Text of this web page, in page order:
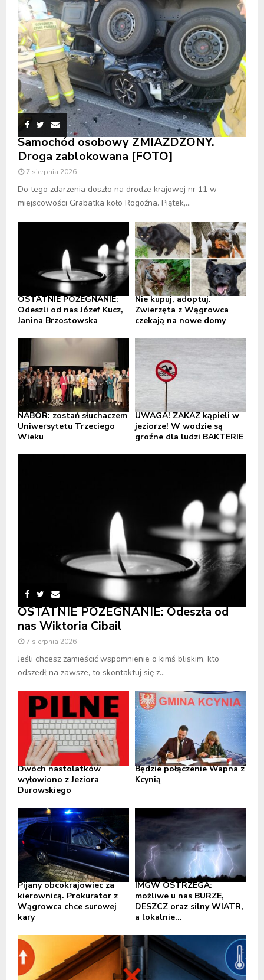
Samochód osobowy ZMIAŻDŻONY.
Droga zablokowana [FOTO]
7 sierpnia 2026
Do tego zdarzenia doszło na drodze krajowej nr 11 w
miejscowości Grabatka koło Rogoźna. Piątek,...
OSTATNIE POŻEGNANIE:
Odeszli od nas Józef Kucz,
Janina Brzostowska
Nie kupuj, adoptuj.
Zwierzęta z Wągrowca
czekają na nowe domy
NABÓR: zostań słuchaczem
Uniwersytetu Trzeciego
Wieku
UWAGA! ZAKAZ kąpieli w
jeziorze! W wodzie są
groźne dla ludzi BAKTERIE
OSTATNIE POŻEGNANIE: Odeszła od
nas Wiktoria Cibail
7 sierpnia 2026
Jeśli chcesz zamieścić wspomnienie o kimś bliskim, kto
odszedł na zawsze, to skontaktuj się z...
Dwóch nastolatków
wyłowiono z Jeziora
Durowskiego
Będzie połączenie Wapna z
Kcynią
Pijany obcokrajowiec za
kierownicą. Prokurator z
Wągrowca chce surowej
kary
IMGW OSTRZEGA:
możliwe u nas BURZE,
DESZCZ oraz silny WIATR,
a lokalnie...